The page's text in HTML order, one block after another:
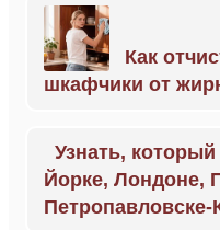
Как
шкафчики от
Узнать,
Йорке, Лондоне,
Петропавловске-